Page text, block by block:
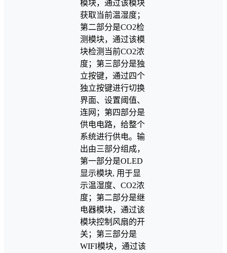
模块，通过该模块
获取当前温湿度；
第二部分是CO2检
测模块，通过该模
块检测当前CO2浓
度；第三部分是独
立按键，通过四个
独立按键进行切换
界面、设置阈值、
连网；第四部分是
供电电路，给整个
系统进行供电。输
出由三部分组成，
第一部分是OLED
显示模块, 用于显
示温湿度、CO2浓
度；第二部分是继
电器模块，通过该
模块控制风扇的开
关；第三部分是
WIFI模块，通过该